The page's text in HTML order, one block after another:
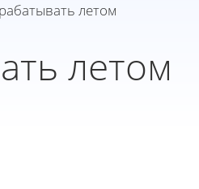
летом
летом